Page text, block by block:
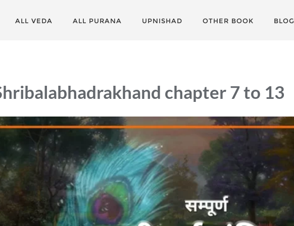
ALL VEDA ALL PURANA UPNISHAD OTHER BOOK BLOG
chapter 7 to 13